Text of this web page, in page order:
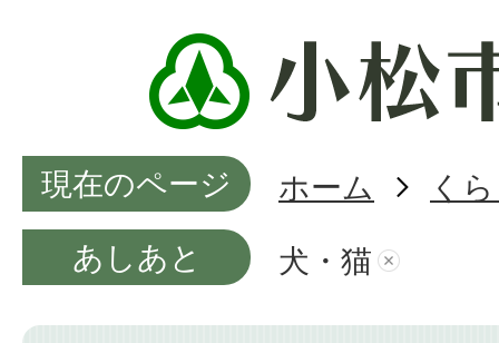
現在のページ ホーム
く
あしあと
犬・猫